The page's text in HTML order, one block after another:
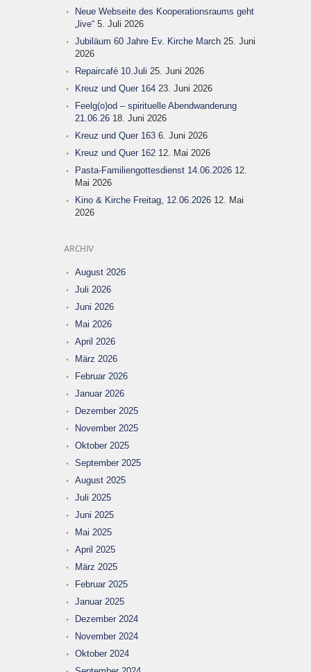
Neue Webseite des Kooperationsraums geht
„live“ 5. Juli 2026
Jubiläum 60 Jahre Ev. Kirche March 25. Juni
2026
Repaircafé 10.Juli 25. Juni 2026
Kreuz und Quer 164 23. Juni 2026
Feelg(o)od – spirituelle Abendwanderung
21.06.26 18. Juni 2026
Kreuz und Quer 163 6. Juni 2026
Kreuz und Quer 162 12. Mai 2026
Pasta-Familiengottesdienst 14.06.2026 12.
Mai 2026
Kino & Kirche Freitag, 12.06.2026 12. Mai
2026
ARCHIV
August 2026
Juli 2026
Juni 2026
Mai 2026
April 2026
März 2026
Februar 2026
Januar 2026
Dezember 2025
November 2025
Oktober 2025
September 2025
August 2025
Juli 2025
Juni 2025
Mai 2025
April 2025
März 2025
Februar 2025
Januar 2025
Dezember 2024
November 2024
Oktober 2024